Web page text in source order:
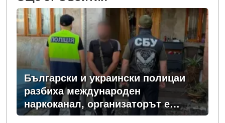
Български и украински полицаи
разбиха международен
наркоканал, организаторът е
задържан у нас